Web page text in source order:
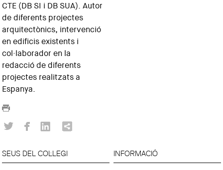
CTE (DB SI i DB SUA). Autor
de diferents projectes
arquitectònics, intervenció
en edificis existents i
col·laborador en la
redacció de diferents
projectes realitzats a
Espanya.
SEUS DEL COL·LEGI INFORMACIÓ